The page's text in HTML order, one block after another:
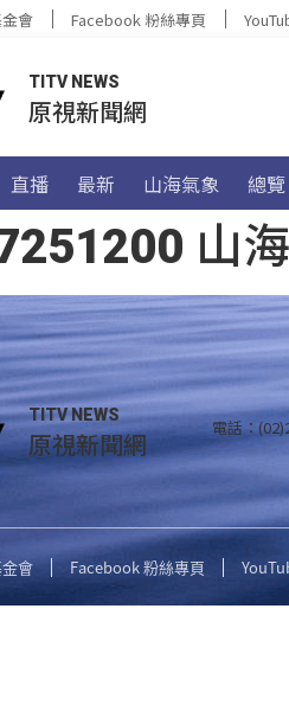
會 Facebook 粉絲專頁
TITV NEWS
原視新聞網
直播 最新 山海氣象 總覽
山
TITV NEWS
原視新聞網 電話：
會 Facebook 粉絲專頁